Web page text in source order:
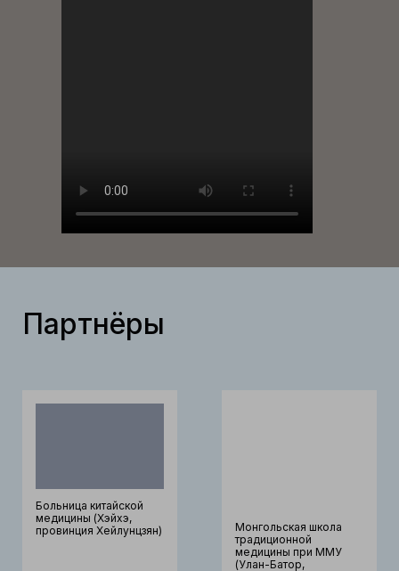
Партнёры
Больница китайской
медицины (Хэйхэ,
провинция Хейлунцзян)
Монгольская школа
традиционной
медицины при ММУ
(Улан-Батор,